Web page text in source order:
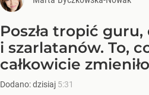
Poszła tropić
i szarlatanów. To,
całkowicie
Dodano:dzisiaj 5:31